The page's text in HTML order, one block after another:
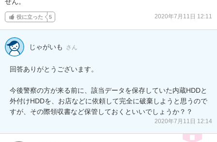
役に立った 5 2020年7月11日 12:11
じゃがいも さん
回答ありがとうございます。
今後警察の方が来る前に、該当データを保存していた内蔵HDDと
外付けHDDを、お店などに依頼して完全に破棄しようと思うので
すが、その際領収書など保管しておくといいでしょうか？？
2020年7月11日 12:14